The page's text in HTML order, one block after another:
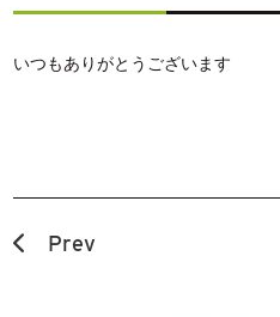
いつもありがとうございます
Prev